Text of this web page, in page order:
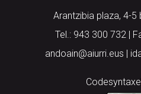
Arantzibia plaza, 4-5
Tel.: 943 300 732 |
andoain@aiurri.eus |